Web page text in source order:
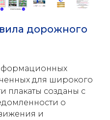
дорожного
для широкого
плакаты созданы с
о
и